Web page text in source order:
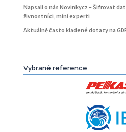
Napsali o nás Novinkycz – Šifrovat
živnostníci, míní experti
Aktuálně často kladené dotazy na
Vybrané reference